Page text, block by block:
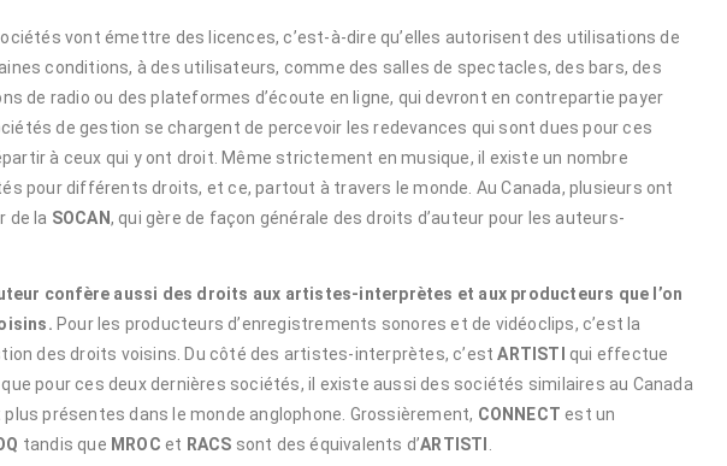
vont émettre des licences, c’est-à-dire qu’elles autorisent des utilisations de
conditions, à des utilisateurs, comme des salles de spectacles, des bars, des
de radio ou des plateformes d’écoute en ligne, qui devront en contrepartie payer
de gestion se chargent de percevoir les redevances qui sont dues pour ces
à ceux qui y ont droit. Même strictement en musique, il existe un nombre
pour différents droits, et ce, partout à travers le monde. Au Canada, plusieurs ont
de la SOCAN, qui gère de façon générale des droits d’auteur pour les auteurs-
confère aussi des droits aux artistes-interprètes et aux producteurs que l’on
Pour les producteurs d’enregistrements sonores et de vidéoclips, c’est la
des droits voisins. Du côté des artistes-interprètes, c’estARTISTI
qui effectue
pour ces deux dernières sociétés, il existe aussi des sociétés similaires au Canada
présentes dans le monde anglophone. Grossièrement, CONNECT est un
tandis que MROC et RACS sont des équivalents d’ARTISTI